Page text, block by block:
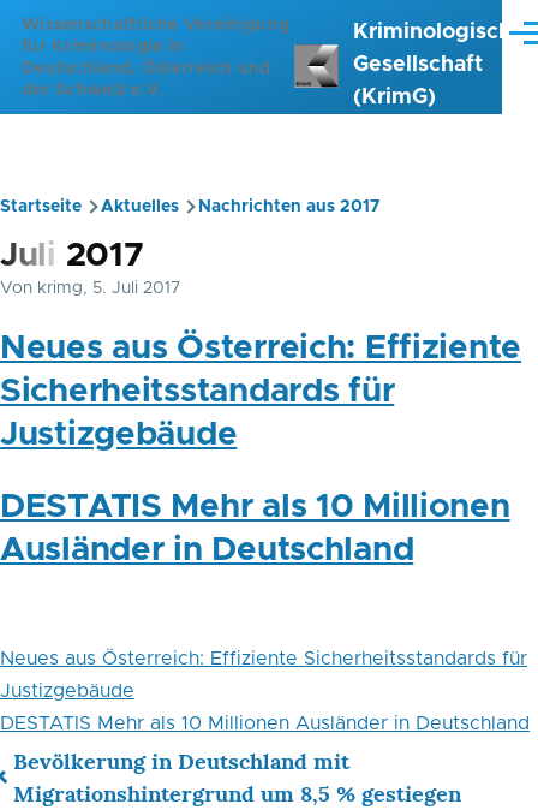
Direkt zum Inhalt
Wissenschaftliche Vereinigung
für Kriminologie in
Deutschland, Österreich und
der Schweiz e.V.
Kriminologische
Gesellschaft
(KrimG)
Pfadnavigation
Startseite Aktuelles Nachrichten aus 2017
Juli 2017
Von krimg, 5. Juli 2017
Neues aus Österreich: Effiziente
Sicherheitsstandards für
Justizgebäude
DESTATIS Mehr als 10 Millionen
Ausländer in Deutschland
Neues aus Österreich: Effiziente Sicherheitsstandards für
Justizgebäude
DESTATIS Mehr als 10 Millionen Ausländer in Deutschland
Links
Bevölkerung in Deutschland mit
Migrationshintergrund um 8,5 % gestiegen